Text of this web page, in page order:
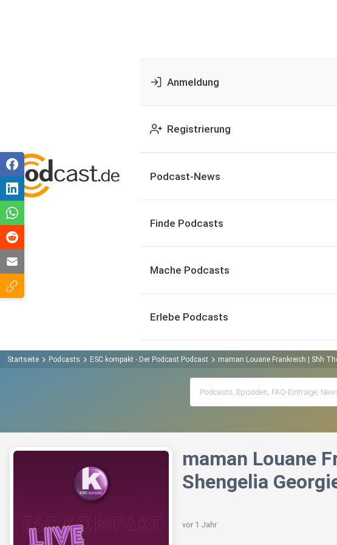
Anmeldung
Registrierung
Podcast-News
Finde Podcasts
Mache Podcasts
Erlebe Podcasts
Startseite Podcasts ESC kompakt - Der Podcast Podcast maman Louane Frankreich | Shh
maman Louane
Shengelia
vor 1 Jahr